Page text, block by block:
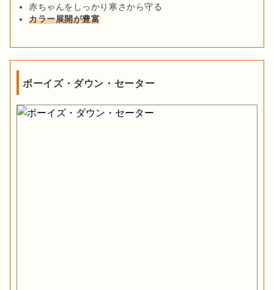
赤ちゃんをしっかり寒さから守る
カラー展開が豊富
ボーイズ・ダウン・セーター